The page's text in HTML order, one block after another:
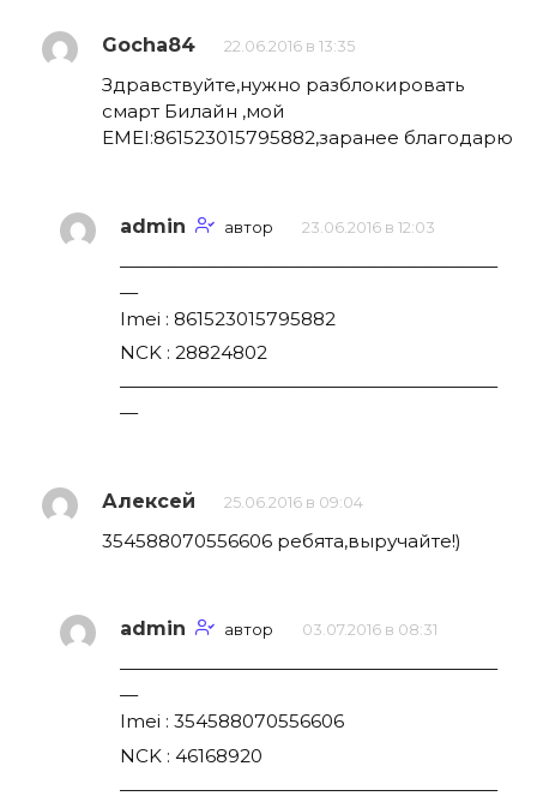
Gocha84 22.06.2016 в 13:35
Здравствуйте,нужно разблокировать
смарт Билайн ,мой
EMEI:861523015795882,заранее благодарю
admin автор 23.06.2016 в 12:03
—————————————————————
—
Imei : 861523015795882
NCK : 28824802
—————————————————————
—
Алексей 25.06.2016 в 09:04
354588070556606 ребята,выручайте!)
admin автор 03.07.2016 в 08:31
—————————————————————
—
Imei : 354588070556606
NCK : 46168920
—————————————————————